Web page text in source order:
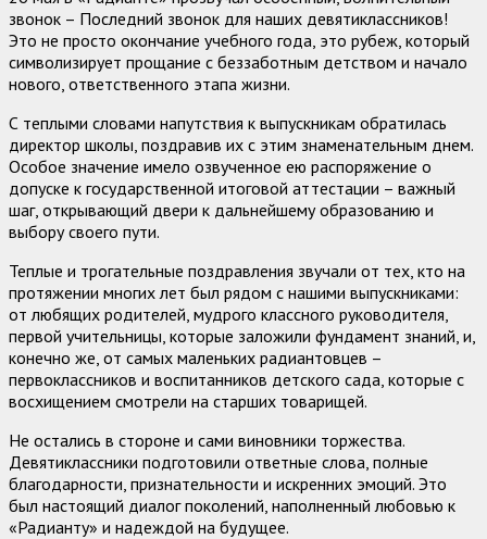
звонок – Последний звонок для наших девятиклассников!
Это не просто окончание учебного года, это рубеж, который
символизирует прощание с беззаботным детством и начало
нового, ответственного этапа жизни.
С теплыми словами напутствия к выпускникам обратилась
директор школы, поздравив их с этим знаменательным днем.
Особое значение имело озвученное ею распоряжение о
допуске к государственной итоговой аттестации – важный
шаг, открывающий двери к дальнейшему образованию и
выбору своего пути.
Теплые и трогательные поздравления звучали от тех, кто на
протяжении многих лет был рядом с нашими выпускниками:
от любящих родителей, мудрого классного руководителя,
первой учительницы, которые заложили фундамент знаний, и,
конечно же, от самых маленьких радиантовцев –
первоклассников и воспитанников детского сада, которые с
восхищением смотрели на старших товарищей.
Не остались в стороне и сами виновники торжества.
Девятиклассники подготовили ответные слова, полные
благодарности, признательности и искренних эмоций. Это
был настоящий диалог поколений, наполненный любовью к
«Радианту» и надеждой на будущее.